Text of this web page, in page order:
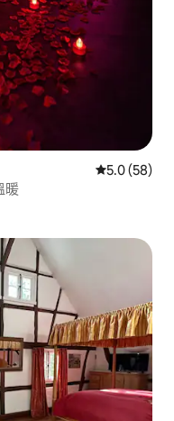
從 58 則評
5.0 (58)
暖